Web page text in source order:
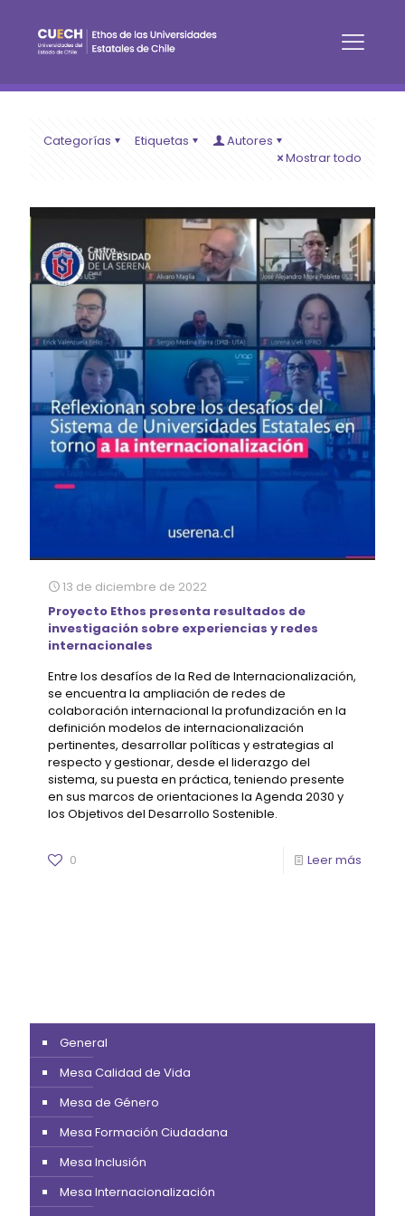
Categorías Etiquetas
Autores
Mostrar todo
13 de diciembre de 2022
Proyecto Ethos presenta resultados de
investigación sobre experiencias y redes
internacionales
Entre los desafíos de la Red de Internacionalización,
se encuentra la ampliación de redes de
colaboración internacional la profundización en la
definición modelos de internacionalización
pertinentes, desarrollar políticas y estrategias al
respecto y gestionar, desde el liderazgo del
sistema, su puesta en práctica, teniendo presente
en sus marcos de orientaciones la Agenda 2030 y
los Objetivos del Desarrollo Sostenible.
0 Leer más
General
Mesa Calidad de Vida
Mesa de Género
Mesa Formación Ciudadana
Mesa Inclusión
Mesa Internacionalización